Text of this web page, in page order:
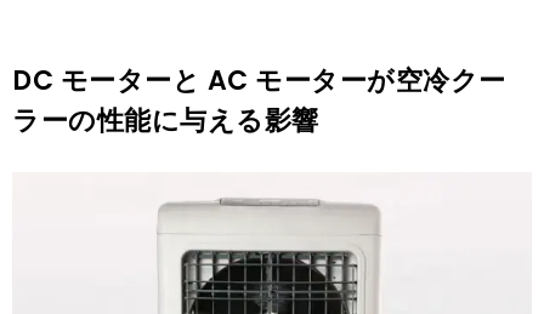
DC モーターと AC モーターが空冷クー
ラーの性能に与える影響